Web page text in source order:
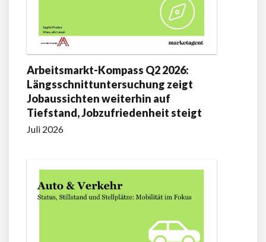
Arbeitsmarkt-Kompass Q2 2026:
Längsschnittuntersuchung zeigt
Jobaussichten weiterhin auf
Tiefstand, Jobzufriedenheit steigt
Juli 2026